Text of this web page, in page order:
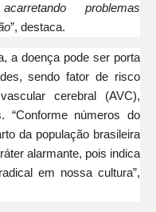
problemas
”, destaca.
a doença pode ser porta
sendo fator de risco
cerebral (AVC),
“Conforme números do
da população brasileira
alarmante, pois indica
em nossa cultura”,